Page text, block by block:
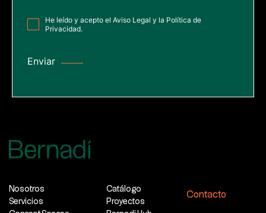
He leído y acepto el Aviso Legal y la Política de
Privacidad.
Nosotros
Servicios
Catálogo
Proyectos
Contacto